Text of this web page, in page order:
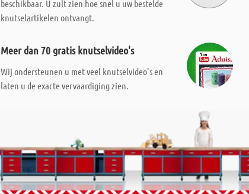
beschikbaar. U zult zien hoe snel u uw bestelde
knutselartikelen ontvangt.
Meer dan 70 gratis knutselvideo's
Wij ondersteunen u met veel knutselvideo's en
laten u de exacte vervaardiging zien.